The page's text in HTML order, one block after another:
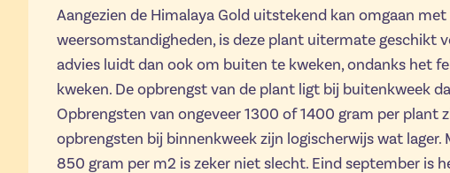
Aangezien de Himalaya Gold uitstekend kan omgaan
weersomstandigheden, is deze plant uitermate geschikt
advies luidt dan ook om buiten te kweken, ondanks het
kweken. De opbrengst van de plant ligt bij buitenkweek
Opbrengsten van ongeveer 1300 of 1400 gram per plant
opbrengsten bij binnenkweek zijn logischerwijs wat lager.
850 gram per m2 is zeker niet slecht. Eind september is